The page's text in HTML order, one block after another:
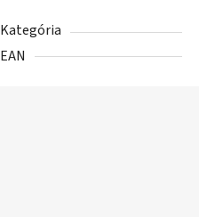
Kategória
EAN